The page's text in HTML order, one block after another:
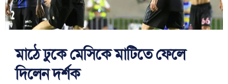
মাঠে ঢুকে মেসিকে মাটিতে ফেলে
দিলেন দর্শক